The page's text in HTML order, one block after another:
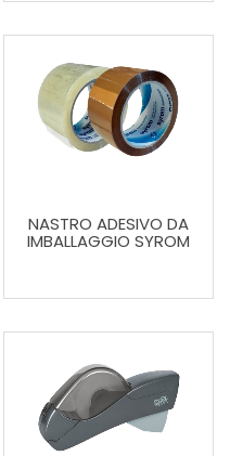
NASTRO ADESIVO DA
IMBALLAGGIO SYROM